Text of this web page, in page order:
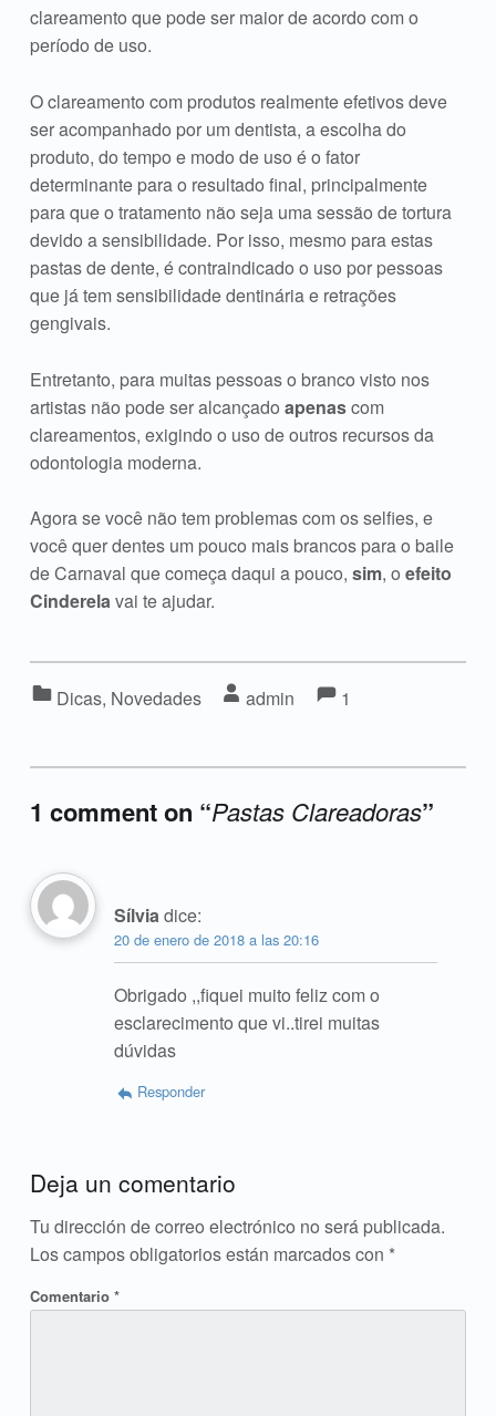
clareamento que pode ser maior de acordo com o
período de uso.
O clareamento com produtos realmente efetivos deve
ser acompanhado por um dentista, a escolha do
produto, do tempo e modo de uso é o fator
determinante para o resultado final, principalmente
para que o tratamento não seja uma sessão de tortura
devido a sensibilidade. Por isso, mesmo para estas
pastas de dente, é contraindicado o uso por pessoas
que já tem sensibilidade dentinária e retrações
gengivais.
Entretanto, para muitas pessoas o branco visto nos
artistas não pode ser alcançado apenascom
clareamentos, exigindo o uso de outros recursos da
odontologia moderna.
Agora se você não tem problemas com os selfies, e
você quer dentes um pouco mais brancos para o baile
de Carnaval que começa daqui a pouco, sim, o efeito
Cinderelavai te ajudar.
Dicas, Novedades admin
Comments:
1
1 comment on “Pastas Clareadoras”
Sílviadice:
20 de enero de 2018 a las 20:16
Obrigado ,,fiquei muito feliz com o
esclarecimento que vi..tirei muitas
dúvidas
Responder
Deja un comentario
Tu dirección de correo electrónico no será publicada.
Los campos obligatorios están marcados con *
Comentario *